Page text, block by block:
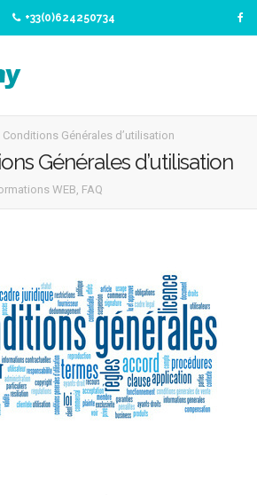
+33(0)624250734
Conditions Générales d’utilisation
Générales d’utilisation
WEB, FAQ